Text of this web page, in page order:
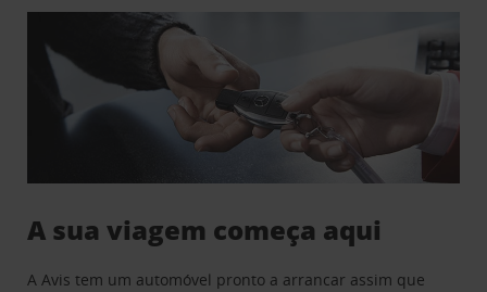
A sua viagem começa aqui
A Avis tem um automóvel pronto a arrancar assim que